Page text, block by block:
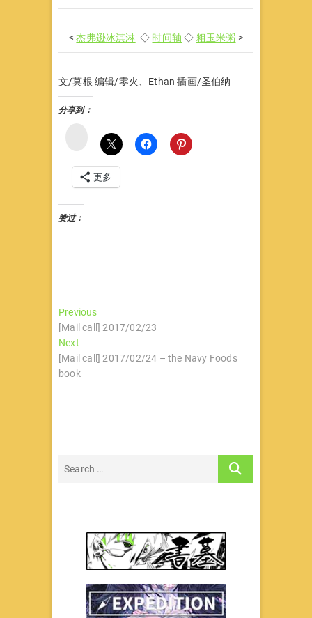
<杰弗逊冰淇淋 ◇ 时间轴 ◇ 粗玉米粥 >
文/莫根 编辑/零火、Ethan 插画/圣伯纳
分享到：
更多
赞过：
文
章
导
航
PreviousPrevious
post:
[Mail call] 2017/02/23
NextNext
post:
[Mail call] 2017/02/24 – the Navy Foods
book